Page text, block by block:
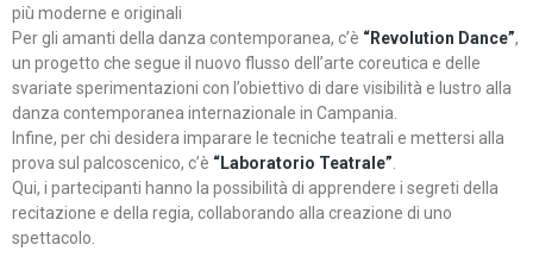
più moderne e originali
Per gli amanti della danza contemporanea, c’è “Revolution Dance”,
un progetto che segue il nuovo flusso dell’arte coreutica e delle
svariate sperimentazioni con l’obiettivo di dare visibilità e lustro alla
danza contemporanea internazionale in Campania.
Infine, per chi desidera imparare le tecniche teatrali e mettersi alla
prova sul palcoscenico, c’è “Laboratorio Teatrale”
Qui, i partecipanti hanno la possibilità di apprendere i segreti della
recitazione e della regia, collaborando alla creazione di uno
spettacolo.